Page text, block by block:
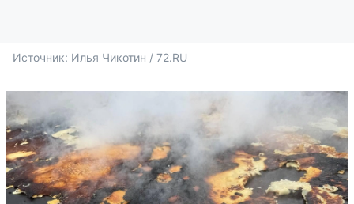
Источник: Илья Чикотин / 72.RU